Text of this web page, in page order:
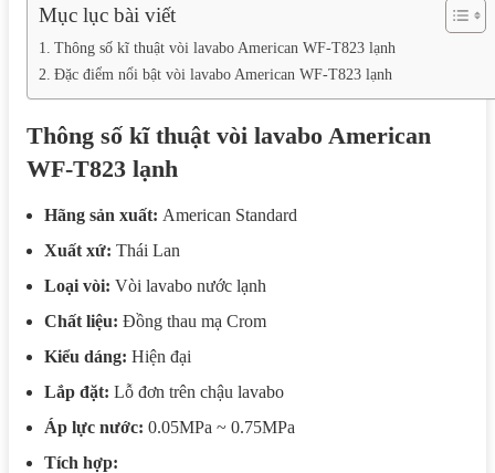
Mục lục bài viết
Thông số kĩ thuật vòi lavabo American WF-T823​ lạnh
Đặc điểm nổi bật vòi lavabo American WF-T823​ lạnh
Thông số kĩ thuật vòi lavabo American
WF-T823​ lạnh
Hãng sản xuất: American Standard
Xuất xứ: Thái Lan
Loại vòi: Vòi lavabo nước lạnh
Chất liệu: Đồng thau mạ Crom
Kiểu dáng: Hiện đại
Lắp đặt: Lỗ đơn trên chậu lavabo
Áp lực nước: 0.05MPa ~ 0.75MPa
Tích hợp: